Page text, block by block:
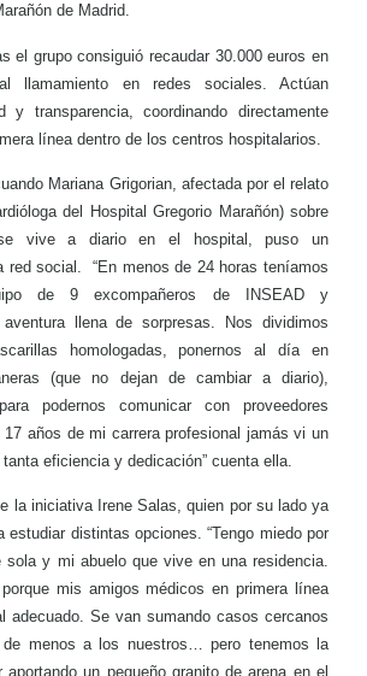
de Madrid.
el grupo consiguió recaudar 30.000 euros en
llamamiento en redes sociales. Actúan
y transparencia, coordinando directamente
línea dentro de los centros hospitalarios.
Mariana Grigorian, afectada por el relato
del Hospital Gregorio Marañón) sobre
vive a diario en el hospital, puso un
red social.
“En menos de 24 horas teníamos
de 9 excompañeros de INSEAD y
llena de sorpresas. Nos dividimos
homologadas, ponernos al día en
(que no dejan de cambiar a diario),
podernos comunicar con proveedores
años de mi carrera profesional jamás vi un
eficiencia y dedicación” cuenta ella.
la iniciativa Irene Salas, quien por su lado ya
estudiar distintas opciones. “Tengo miedo por
sola y mi abuelo que vive en una residencia.
mis amigos médicos en primera línea
adecuado. Se van sumando casos cercanos
menos a los nuestros… pero tenemos la
un pequeño granito de arena en el